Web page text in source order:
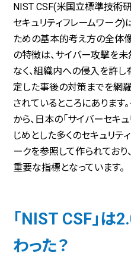
NIST CSF(米国立標準技術
セキュリティフレームワー
ための基本的考え方の全体
の特徴は、サイバー攻撃を
なく、組織内への侵入を許
定した事後の対策までを網
されているところにあります
から、日本の「サイバーセキ
じめとした多くのセキュリテ
ークを参照して作られており
重要な指標となっています。
「NIST CSF」は
わった？